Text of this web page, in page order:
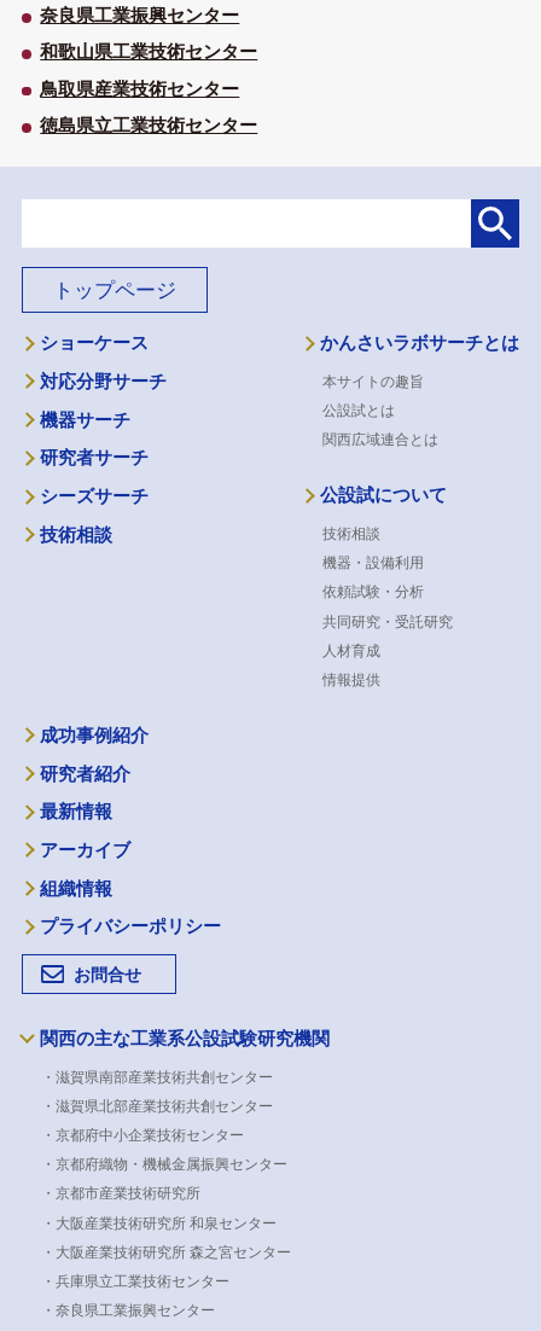
奈良県工業振興センター
和歌山県工業技術センター
鳥取県産業技術センター
徳島県立工業技術センター
トップページ
ショーケース
対応分野サーチ
機器サーチ
研究者サーチ
シーズサーチ
技術相談
かんさいラボサーチとは
本サイトの趣旨
公設試とは
関西広域連合とは
公設試について
技術相談
機器・設備利用
依頼試験・分析
共同研究・受託研究
人材育成
情報提供
成功事例紹介
研究者紹介
最新情報
アーカイブ
組織情報
プライバシーポリシー
お問合せ
関西の主な工業系公設試験研究機関
・滋賀県南部産業技術共創センター
・滋賀県北部産業技術共創センター
・京都府中小企業技術センター
・京都府織物・機械金属振興センター
・京都市産業技術研究所
・大阪産業技術研究所 和泉センター
・大阪産業技術研究所 森之宮センター
・兵庫県立工業技術センター
・奈良県工業振興センター